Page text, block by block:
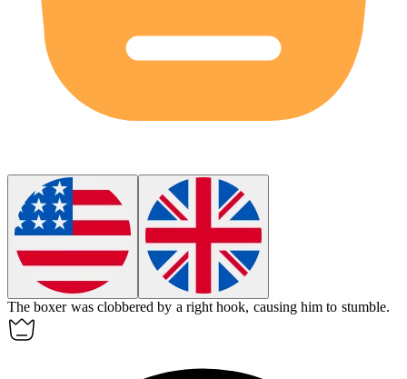
The boxer was clobbered by a right hook, causing him to stumble.